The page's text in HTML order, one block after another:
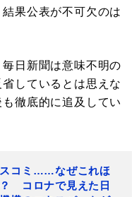
果公表が不可欠のは
日新聞は意味不明の
しているとは思えな
徹底的に追及してい
コミ……なぜこれほ
コロナで見えた日